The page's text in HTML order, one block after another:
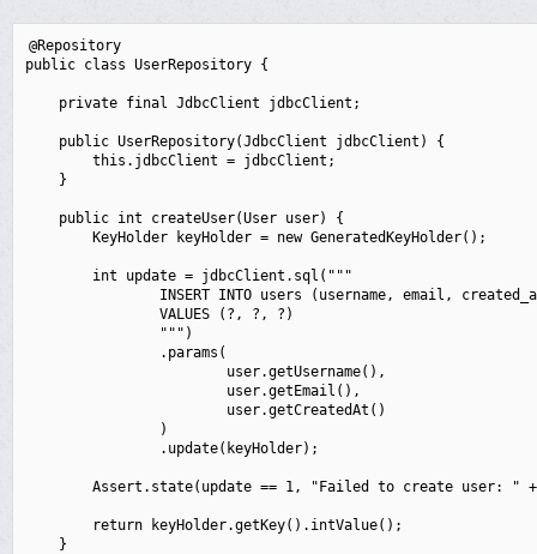
@Repository
public class UserRepository {
    private final JdbcClient jdbcClient;
    public UserRepository(JdbcClient jdbcClient) {
        this.jdbcClient = jdbcClient;
    }
    public int createUser(User user) {
        KeyHolder keyHolder = new GeneratedKeyHolder();
        int update = jdbcClient.sql("""
INSERT INTO users (username, email,
                VALUES (?, ?, ?)
                """)
                .params(
                        user.getUsername(),
                        user.getEmail(),
                        user.getCreatedAt()
                )
                .update(keyHolder);
Assert.state(update == 1, "Failed to create user: "
        return keyHolder.getKey().intValue();
    }